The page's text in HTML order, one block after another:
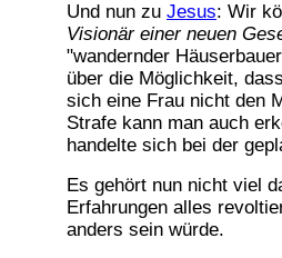
Und nun zu Jesus: Wir
Visionär einer neuen
"wandernder
über die Möglichkeit,
sich eine Frau nicht den
Strafe kann man auch
handelte sich bei der
Es gehört nun nicht viel
Erfahrungen alles
anders sein würde.